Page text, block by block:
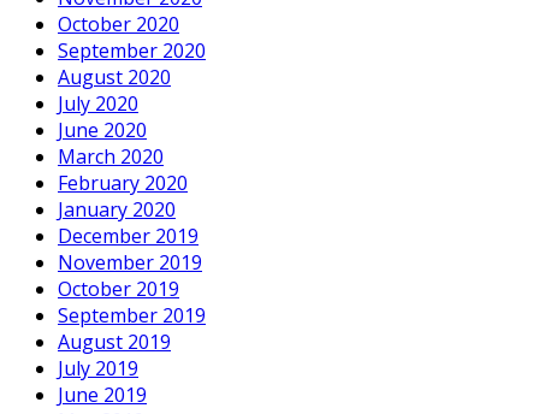
October 2020
September 2020
August 2020
July 2020
June 2020
March 2020
February 2020
January 2020
December 2019
November 2019
October 2019
September 2019
August 2019
July 2019
June 2019